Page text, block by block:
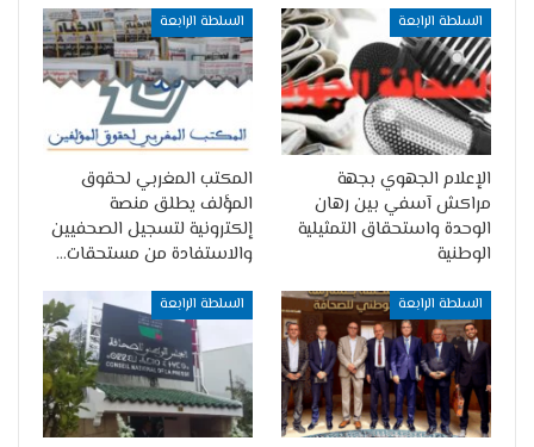
السلطة الرابعة
الإعلام الجهوي بجهة
مراكش آسفي بين رهان
الوحدة واستحقاق التمثيلية
الوطنية
السلطة الرابعة
المكتب المغربي لحقوق
المؤلف يطلق منصة
إلكترونية لتسجيل الصحفيين
والاستفادة من مستحقات…
السلطة الرابعة السلطة الرابعة